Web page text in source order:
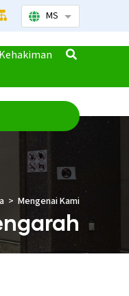
MS Senarai
Mengenai Kami